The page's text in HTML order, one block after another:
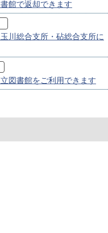
館で返却できます
川総合支所・砧総合支所に
図書館をご利用できます